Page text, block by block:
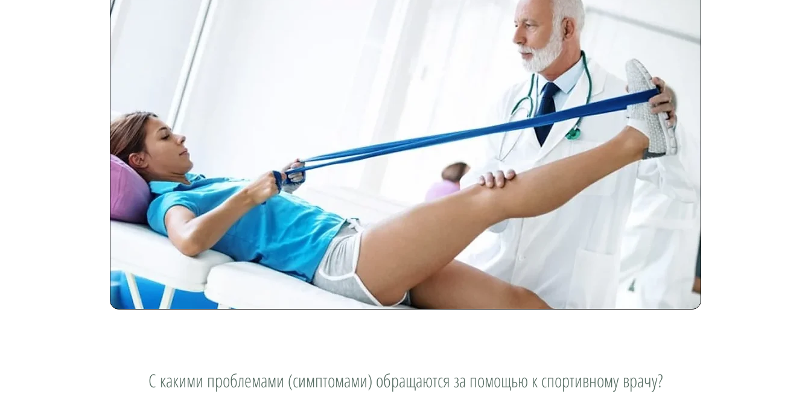
С какими проблемами (симптомами) обращаются за помощью к спортивному врачу?